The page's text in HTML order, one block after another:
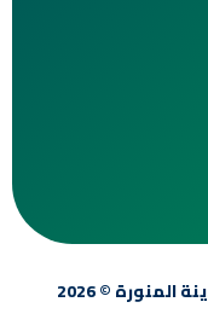
المنورة© 2026